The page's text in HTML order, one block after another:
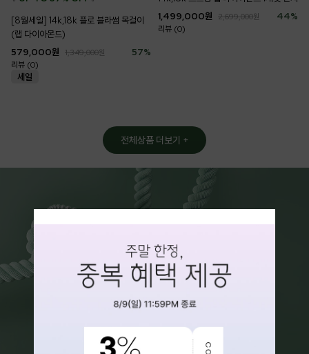
[8월세일] 14k,18k 플로 블라썸 목걸이
(랩 다이아몬드)
57%
579,000원 1,349,000원
리뷰 (0)
44%
1,499,000원 2,699,000원
리뷰 (0)
전체상품 더보기 +